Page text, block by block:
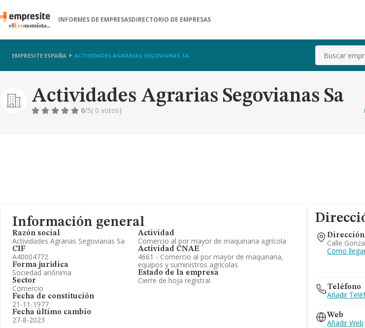
INFORMES DE EMPRESASDIRECTORIO DE EMPRESAS
EMPRESITE ESPAÑA ACTIVIDADES AGRARIAS SEGOVIANAS SA Buscar
Actividades Agrarias Segovianas Sa
0/5( 0 votos)
Información general
Razón social
Actividades Agrarias Segovianas Sa
CIF
A40004772
Forma jurídica
Sociedad anónima
Sector
Comercio
Fecha de constitución
21-11-1977
Fecha último cambio
27-8-2023
Actividad
Comercio al por mayor de maquinaria agrícola
Actividad CNAE
4661 - Comercio al por mayor de maquinaria,
equipos y suministros agrícolas
Estado de la empresa
Cierre de hoja registral
Dirección
Calle
Como
Teléfono
Añadir
Web
Añadir Web